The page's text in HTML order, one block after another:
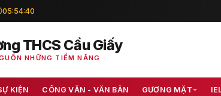
05:54:42
THCS Cầu Giấy
NHỮNG TIỀM NĂNG
KIỆN CÔNG VĂN - VĂN BẢN GƯƠNG MẶT